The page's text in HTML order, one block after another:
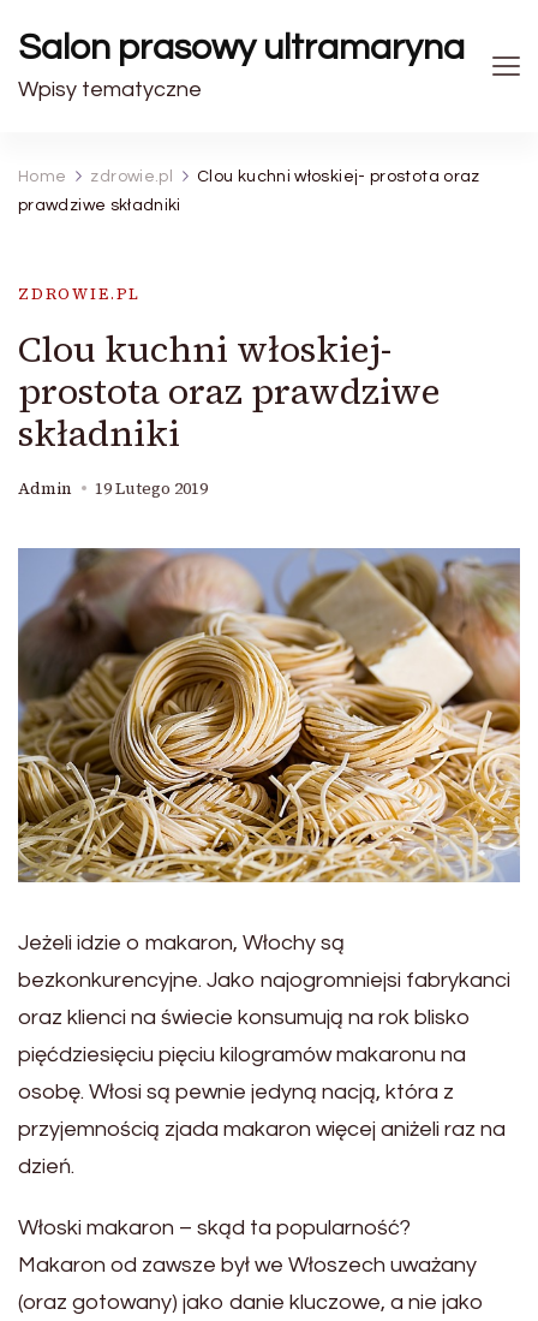
Salon prasowy ultramaryna
Wpisy tematyczne
Home zdrowie.pl
Clou kuchni włoskiej- prostota oraz
prawdziwe składniki
ZDROWIE.PL
Clou kuchni włoskiej-
prostota oraz prawdziwe
składniki
Admin 19 Lutego 2019
Jeżeli idzie o makaron, Włochy są
bezkonkurencyjne. Jako najogromniejsi fabrykanci
oraz klienci na świecie konsumują na rok blisko
pięćdziesięciu pięciu kilogramów makaronu na
osobę. Włosi są pewnie jedyną nacją, która z
przyjemnością zjada makaron więcej aniżeli raz na
dzień.
Włoski makaron – skąd ta popularność?
Makaron od zawsze był we Włoszech uważany
(oraz gotowany) jako danie kluczowe, a nie jako